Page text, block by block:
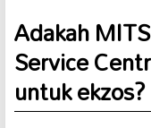
Adakah
Service
untuk ekzos?